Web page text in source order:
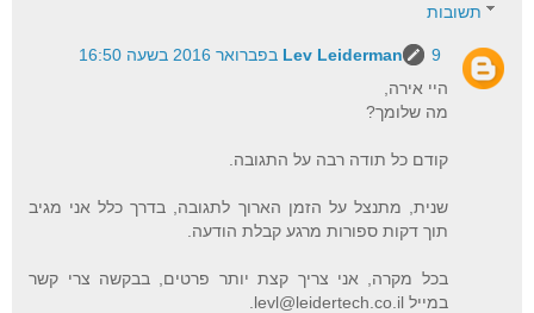
תשובות
Lev Leiderman
9 בפברואר 2016 בשעה 16:50
היי אירה,
מה שלומך?
קודם כל תודה רבה על התגובה.
שנית, מתנצל על הזמן הארוך לתגובה, בדרך כלל אני מגיב
תוך דקות ספורות מרגע קבלת הודעה.
בכל מקרה, אני צריך קצת יותר פרטים, בבקשה צרי קשר
במייל levl@leidertech.co.il.